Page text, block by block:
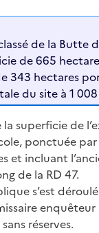
de la Butte
de 665
343 hectares
du site à 1
la superficie de
ponctuée
et incluant
de la RD 47.
s’est
réserves.